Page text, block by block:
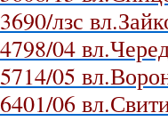
лзс
04
05
06